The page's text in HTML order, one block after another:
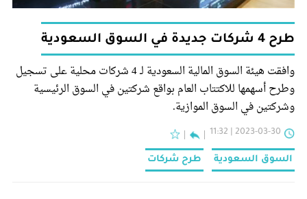
طرح 4 شركات جديدة في السوق السعودية
وافقت هيئة السوق المالية السعودية لـ 4 شركات محلية على تسجيل
وطرح أسهمها للاكتتاب العام بواقع شركتين في السوق الرئيسية
وشركتين في السوق الموازية.
2023-03-30 | 11:32
السوق السعودية طرح شركات